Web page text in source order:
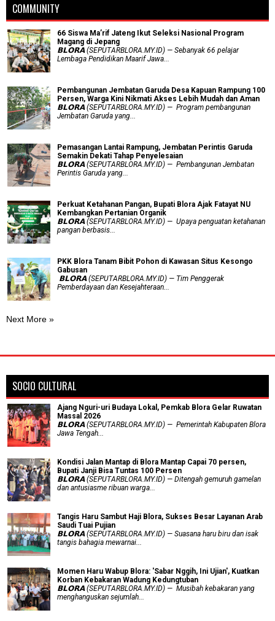
COMMUNITY
66 Siswa Ma’rif Jateng Ikut Seleksi Nasional Program
Magang di Jepang
𝗕𝗟𝗢𝗥𝗔 (SEPUTARBLORA.MY.ID) — Sebanyak 66 pelajar
Lembaga Pendidikan Maarif Jawa...
Pembangunan Jembatan Garuda Desa Kapuan Rampung 100
Persen, Warga Kini Nikmati Akses Lebih Mudah dan Aman
𝗕𝗟𝗢𝗥𝗔 (SEPUTARBLORA.MY.ID) — Program pembangunan
Jembatan Garuda yang...
Pemasangan Lantai Rampung, Jembatan Perintis Garuda
Semakin Dekati Tahap Penyelesaian
𝗕𝗟𝗢𝗥𝗔 (SEPUTARBLORA.MY.ID) — Pembangunan Jembatan
Perintis Garuda yang...
​Perkuat Ketahanan Pangan, Bupati Blora Ajak Fatayat NU
Kembangkan Pertanian Organik
𝗕𝗟𝗢𝗥𝗔 (SEPUTARBLORA.MY.ID) — Upaya penguatan ketahanan
pangan berbasis...
PKK Blora Tanam Bibit Pohon di Kawasan Situs Kesongo
Gabusan
‎ 𝗕𝗟𝗢𝗥𝗔 (SEPUTARBLORA.MY.ID) — Tim Penggerak
Pemberdayaan dan Kesejahteraan...
Next More »
SOCIO CULTURAL
Ajang Nguri-uri Budaya Lokal, Pemkab Blora Gelar Ruwatan
Massal 2026
𝗕𝗟𝗢𝗥𝗔 (SEPUTARBLORA.MY.ID) — Pemerintah Kabupaten Blora
Jawa Tengah...
Kondisi Jalan Mantap di Blora Mantap Capai 70 persen,
Bupati Janji Bisa Tuntas 100 Persen
𝗕𝗟𝗢𝗥𝗔 (SEPUTARBLORA.MY.ID) — Ditengah gemuruh gamelan
dan antusiasme ribuan warga...
Tangis Haru Sambut Haji Blora, Sukses Besar Layanan Arab
Saudi Tuai Pujian
𝗕𝗟𝗢𝗥𝗔 (SEPUTARBLORA.MY.ID) — Suasana haru biru dan isak
tangis bahagia mewarnai...
Momen Haru Wabup Blora: ​'Sabar Nggih, Ini Ujian', Kuatkan
Korban Kebakaran Wadung Kedungtuban
𝗕𝗟𝗢𝗥𝗔 (SEPUTARBLORA.MY.ID) — Musibah kebakaran yang
menghanguskan sejumlah...